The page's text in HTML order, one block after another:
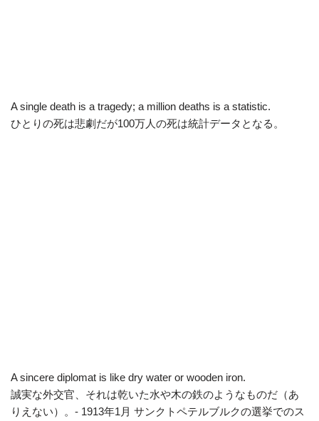
A single death is a tragedy; a million deaths is a statistic.
ひとりの死は悲劇だが100万人の死は統計データとなる。
A sincere diplomat is like dry water or wooden iron.
誠実な外交官、それは乾いた水や木の鉄のようなものだ（あ
りえない）。- 1913年1月 サンクトペテルブルクの選挙でのス